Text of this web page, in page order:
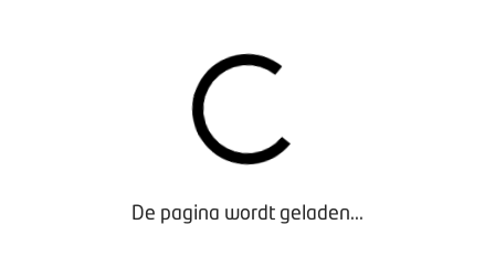
De pagina wordt geladen...